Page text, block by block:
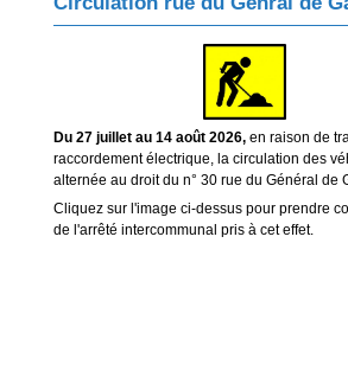
Du 27 juillet au 14 août 2026, en raison de
raccordement électrique, la circulation des
alternée au droit du n° 30 rue du Général de
Cliquez sur l'image ci-dessus pour prendre
de l'arrêté intercommunal pris à cet effet.